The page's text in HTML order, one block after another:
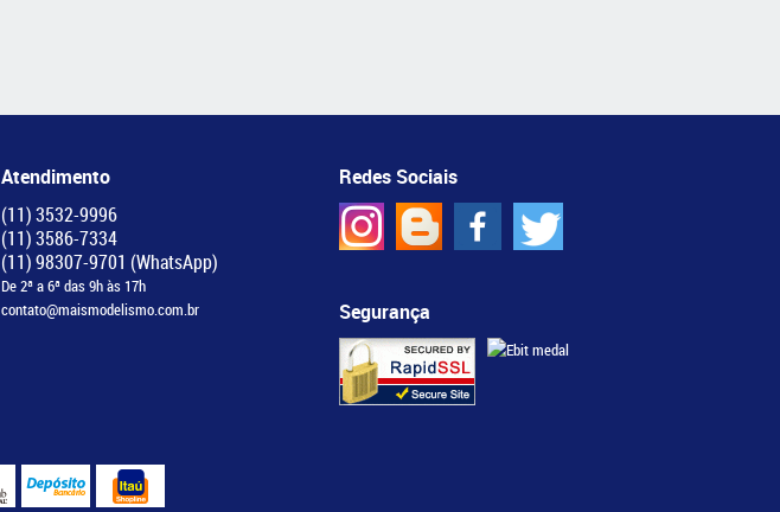
Atendimento
(11)3532-9996
(11)3586-7334
(11)98307-9701 (WhatsApp)
De 2ª a 6ª das 9h às 17h
contato@maismodelismo.com.br
Redes Sociais
Segurança